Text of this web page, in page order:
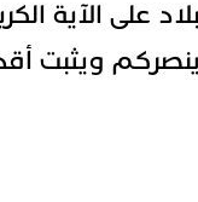
على الآية
ينصركم ويثبت